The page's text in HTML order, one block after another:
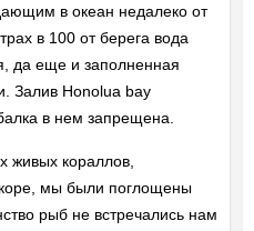
в океан недалеко от
в 100 от берега вода
да еще и заполненная
Залив Honolua bay
в нем запрещена.
живых кораллов,
мы были поглощены
рыб не встречались нам